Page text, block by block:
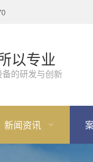
以专业
的研发与创新
新闻资讯